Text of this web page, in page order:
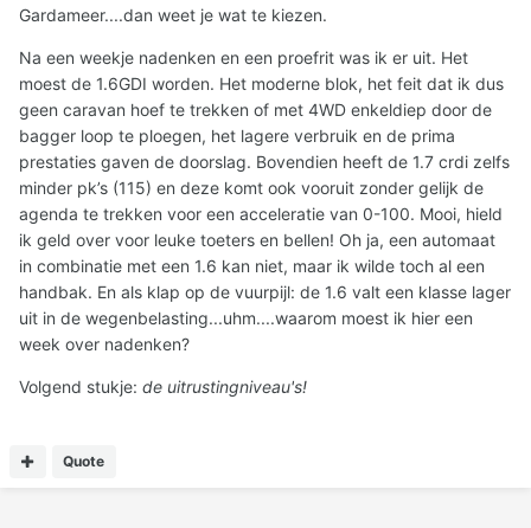
Gardameer....dan weet je wat te kiezen.
Na een weekje nadenken en een proefrit was ik er uit. Het
moest de 1.6GDI worden. Het moderne blok, het feit dat ik dus
geen caravan hoef te trekken of met 4WD enkeldiep door de
bagger loop te ploegen, het lagere verbruik en de prima
prestaties gaven de doorslag. Bovendien heeft de 1.7 crdi zelfs
minder pk’s (115) en deze komt ook vooruit zonder gelijk de
agenda te trekken voor een acceleratie van 0-100. Mooi, hield
ik geld over voor leuke toeters en bellen! Oh ja, een automaat
in combinatie met een 1.6 kan niet, maar ik wilde toch al een
handbak. En als klap op de vuurpijl: de 1.6 valt een klasse lager
uit in de wegenbelasting...uhm....waarom moest ik hier een
week over nadenken?
Volgend stukje: de uitrustingniveau's!
Quote